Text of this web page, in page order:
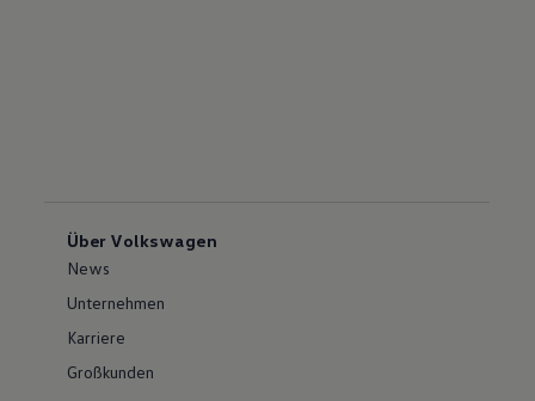
Über Volkswagen
News
Unternehmen
Karriere
Großkunden